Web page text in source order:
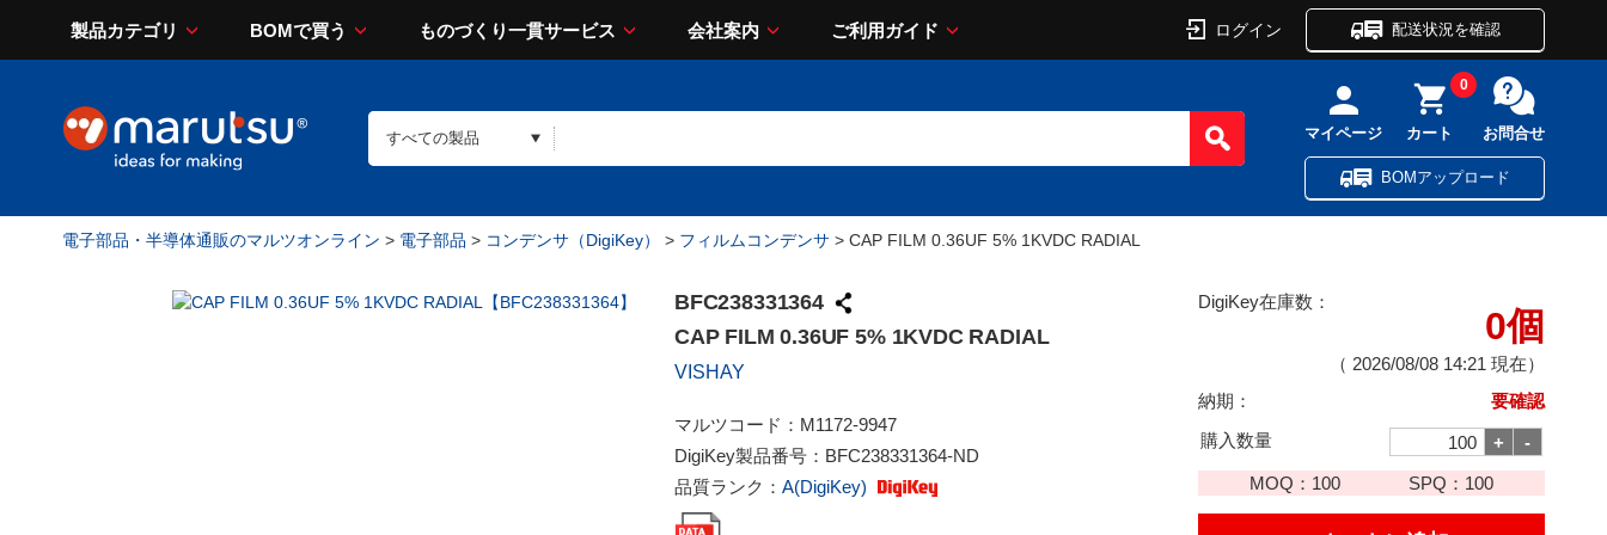
製品カテゴリ BOMで買う ものづくり一貫サービス 会社案内 ご利用ガイド ログイン 配送状況を確認
マイページ カート
0
お問合せ
BOMアップロード
電子部品・半導体通販のマルツオンライン > 電子部品 > コンデンサ（DigiKey） > フィルムコンデンサ > CAP FILM 0.36UF 5% 1KVDC RADIAL
BFC238331364
CAP FILM 0.36UF 5% 1KVDC RADIAL
VISHAY
マルツコード： M1172-9947
DigiKey製品番号： BFC238331364-ND
品質ランク： A(DigiKey)
DigiKey在庫数：
0個
（ 2026/08/08 14:21 現在）
納期：
要確認
購入数量
MOQ： 100 SPQ： 100